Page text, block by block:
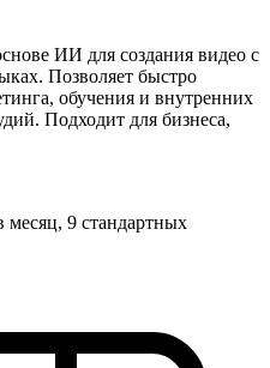
ИИ для создания видео с
Позволяет быстро
обучения и внутренних
Подходит для бизнеса,
месяц, 9 стандартных